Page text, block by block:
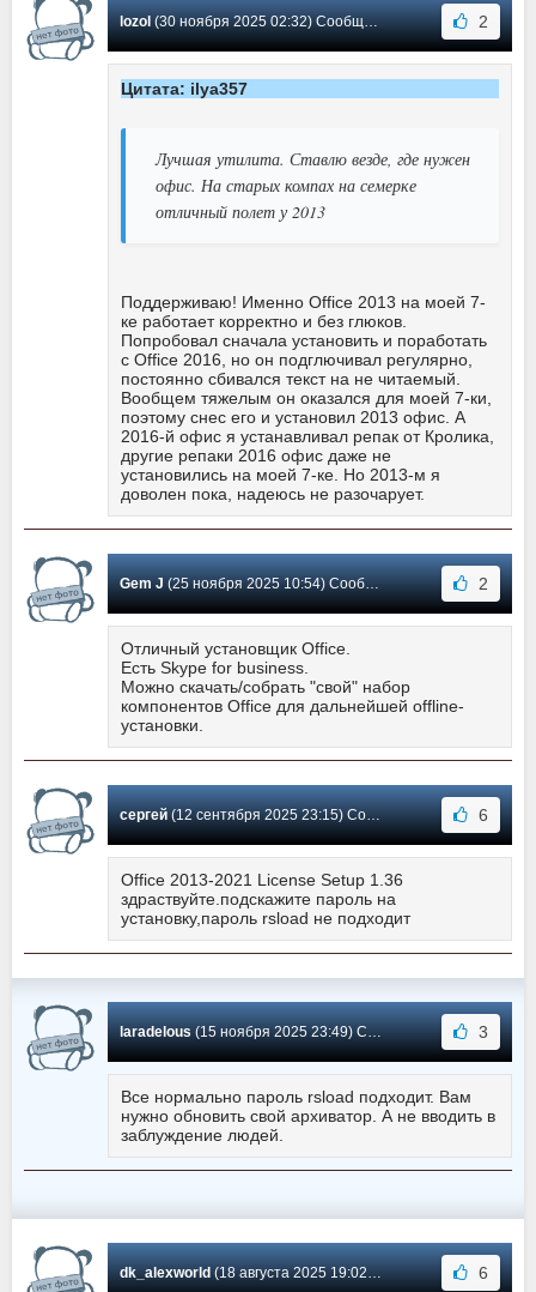
lozol (30 ноября 2025 02:32) Сообщение #610 2
Цитата: ilya357
Лучшая утилита. Ставлю везде, где нужен
офис. На старых компах на семерке
отличный полет у 2013
Поддерживаю! Именно Office 2013 на моей 7-
ке работает корректно и без глюков.
Попробовал сначала установить и поработать
с Office 2016, но он подглючивал регулярно,
постоянно сбивался текст на не читаемый.
Вообщем тяжелым он оказался для моей 7-ки,
поэтому снес его и установил 2013 офис. А
2016-й офис я устанавливал репак от Кролика,
другие репаки 2016 офис даже не
установились на моей 7-ке. Но 2013-м я
доволен пока, надеюсь не разочарует.
Gem J(25 ноября 2025 10:54) Сообщение #609 2
Отличный установщик Office.
Есть Skype for business.
Можно скачать/собрать "свой" набор
компонентов Office для дальнейшей offline-
установки.
сергей(12 сентября 2025 23:15) Сообщение #608 6
Office 2013-2021 License Setup 1.36
здраствуйте.подскажите пароль на
установку,пароль rsload не подходит
laradelous(15 ноября 2025 23:49) Сообщение #607 3
Все нормально пароль rsload подходит. Вам
нужно обновить свой архиватор. А не вводить в
заблуждение людей.
dk_alexworld(18 августа 2025 19:02) Сообщение #606 6